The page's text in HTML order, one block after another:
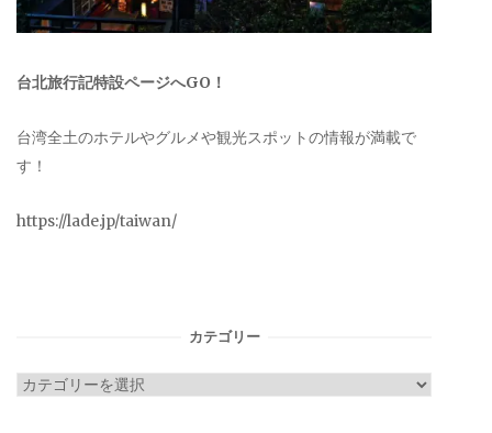
台北旅行記特設ページへGO！
台湾全土のホテルやグルメや観光スポットの情報が満載で
す！
https://lade.jp/taiwan/
カテゴリー
カ